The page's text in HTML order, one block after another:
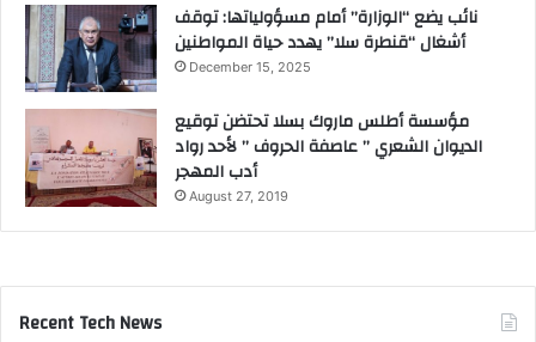
نائب يضع “الوزارة” أمام مسؤولياتها: توقف
أشغال “قنطرة سلا” يهدد حياة المواطنين
December 15, 2025
مؤسسة أطلس ماروك بسلا تحتضن توقيع
الديوان الشعري ” عاصفة الحروف ” لأحد رواد
أدب المهجر
August 27, 2019
Recent Tech News